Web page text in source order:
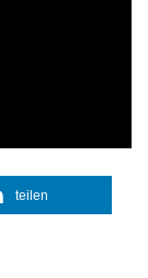
teilen